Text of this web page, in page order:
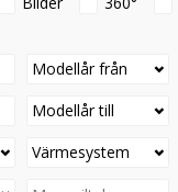
Modellår från
Modellår till
Värmesystem